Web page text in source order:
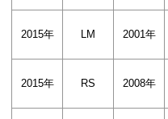
2015年 LM 2001年
2015年 RS 2008年